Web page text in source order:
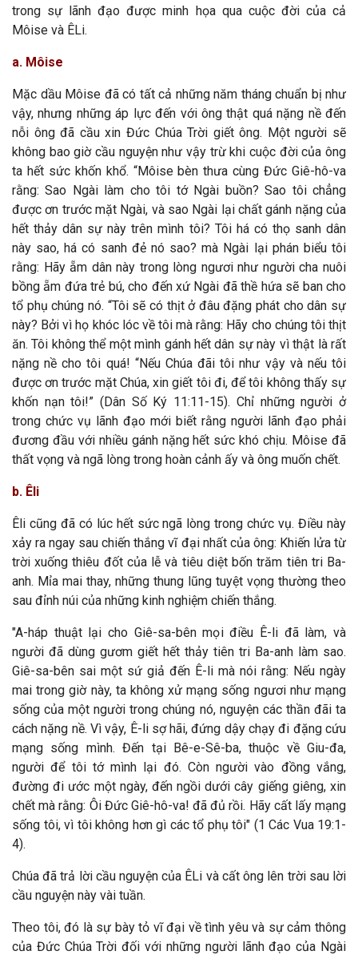
trong sự lãnh đạo được minh họa qua cuộc đời của cả
Môise và ÊLi.
a. Môise
Mặc dầu Môise đã có tất cả những năm tháng chuẩn bị như
vậy, nhưng những áp lực đến với ông thật quá nặng nề đến
nỗi ông đã cầu xin Đức Chúa Trời giết ông. Một người sẽ
không bao giờ cầu nguyện như vậy trừ khi cuộc đời của ông
ta hết sức khốn khổ. “Môise bèn thưa cùng Đức Giê-hô-va
rằng: Sao Ngài làm cho tôi tớ Ngài buồn? Sao tôi chẳng
được ơn trước mặt Ngài, và sao Ngài lại chất gánh nặng của
hết thảy dân sự này trên mình tôi? Tôi há có thọ sanh dân
này sao, há có sanh đẻ nó sao? mà Ngài lại phán biểu tôi
rằng: Hãy ẵm dân này trong lòng ngươi như người cha nuôi
bồng ẵm đứa trẻ bú, cho đến xứ Ngài đã thề hứa sẽ ban cho
tổ phụ chúng nó. “Tôi sẽ có thịt ở đâu đặng phát cho dân sự
này? Bởi vì họ khóc lóc về tôi mà rằng: Hãy cho chúng tôi thịt
ăn. Tôi không thể một mình gánh hết dân sự này vì thật là rất
nặng nề cho tôi quá! “Nếu Chúa đãi tôi như vậy và nếu tôi
được ơn trước mặt Chúa, xin giết tôi đi, để tôi không thấy sự
khốn nạn tôi!” (Dân Số Ký 11:11-15). Chỉ những người ở
trong chức vụ lãnh đạo mới biết rằng người lãnh đạo phải
đương đầu với nhiều gánh nặng hết sức khó chịu. Môise đã
thất vọng và ngã lòng trong hoàn cảnh ấy và ông muốn chết.
b. Êli
Êli cũng đã có lúc hết sức ngã lòng trong chức vụ. Điều này
xảy ra ngay sau chiến thắng vĩ đại nhất của ông: Khiến lửa từ
trời xuống thiêu đốt của lễ và tiêu diệt bốn trăm tiên tri Ba-
anh. Mỉa mai thay, những thung lũng tuyệt vọng thường theo
sau đỉnh núi của những kinh nghiệm chiến thắng.
"A-háp thuật lại cho Giê-sa-bên mọi điều Ê-li đã làm, và
người đã dùng gươm giết hết thảy tiên tri Ba-anh làm sao.
Giê-sa-bên sai một sứ giả đến Ê-li mà nói rằng: Nếu ngày
mai trong giờ này, ta không xử mạng sống ngươi như mạng
sống của một người trong chúng nó, nguyện các thần đãi ta
cách nặng nề. Vì vậy, Ê-li sợ hãi, đứng dậy chạy đi đặng cứu
mạng sống mình. Đến tại Bê-e-Sê-ba, thuộc về Giu-đa,
người để tôi tớ mình lại đó. Còn người vào đồng vắng,
đường đi ước một ngày, đến ngồi dưới cây giếng giêng, xin
chết mà rằng: Ôi Đức Giê-hô-va! đã đủ rồi. Hãy cất lấy mạng
sống tôi, vì tôi không hơn gì các tổ phụ tôi" (1 Các Vua 19:1-
4).
Chúa đã trả lời cầu nguyện của ÊLi và cất ông lên trời sau lời
cầu nguyện này vài tuần.
Theo tôi, đó là sự bày tỏ vĩ đại về tình yêu và sự cảm thông
của Đức Chúa Trời đối với những người lãnh đạo của Ngài